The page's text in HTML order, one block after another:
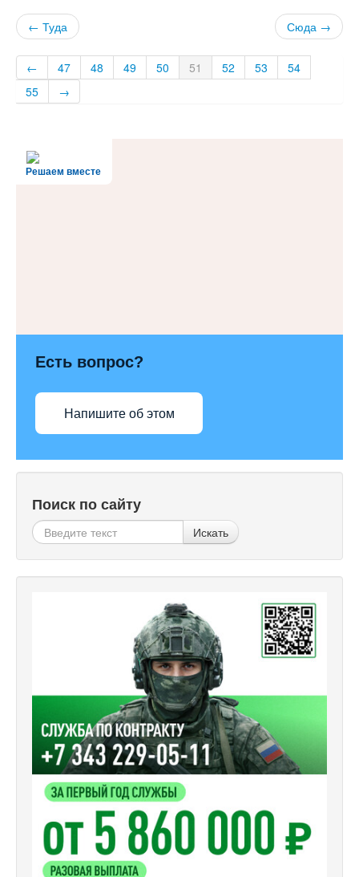
← Туда Сюда →
← 47 48 49 50 51 52 53
54
55
→
Решаем вместе
Есть вопрос?
Напишите об этом
Поиск по сайту
Искать